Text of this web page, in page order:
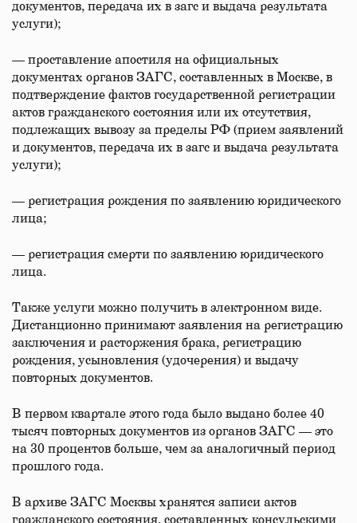
документов, передача их в загс и выдача результата
услуги);
— проставление апостиля на официальных
документах органов ЗАГС, составленных в Москве, в
подтверждение фактов государственной регистрации
актов гражданского состояния или их отсутствия,
подлежащих вывозу за пределы РФ (прием заявлений
и документов, передача их в загс и выдача результата
услуги);
— регистрация рождения по заявлению юридического
лица;
— регистрация смерти по заявлению юридического
лица.
Также услуги можно получить в электронном виде.
Дистанционно принимают заявления на регистрацию
заключения и расторжения брака, регистрацию
рождения, усыновления (удочерения) и выдачу
повторных документов.
В первом квартале этого года было выдано более 40
тысяч повторных документов из органов ЗАГС — это
на 30 процентов больше, чем за аналогичный период
прошлого года.
В архиве ЗАГС Москвы хранятся записи актов
гражданского состояния, составленных консульскими